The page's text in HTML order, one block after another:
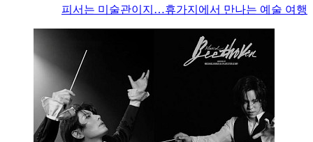
피서는 미술관이지…휴가지에서 만나는 예술 여행